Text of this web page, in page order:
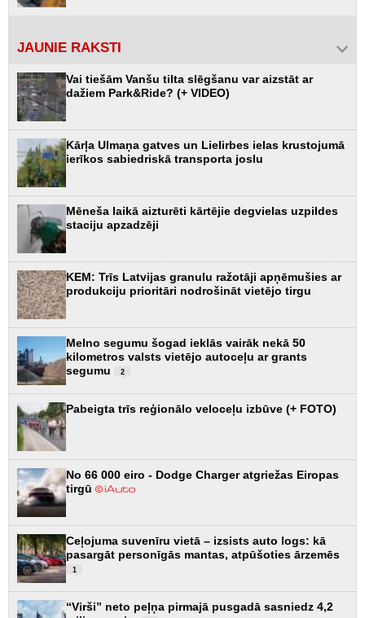
JAUNIE RAKSTI
Vai tiešām Vanšu tilta slēgšanu var aizstāt ar
dažiem Park&Ride? (+ VIDEO)
Kārļa Ulmaņa gatves un Lielirbes ielas krustojumā
ierīkos sabiedriskā transporta joslu
Mēneša laikā aizturēti kārtējie degvielas uzpildes
staciju apzadzēji
KEM: Trīs Latvijas granulu ražotāji apņēmušies ar
produkciju prioritāri nodrošināt vietējo tirgu
Melno segumu šogad ieklās vairāk nekā 50
kilometros valsts vietējo autoceļu ar grants
segumu
2
Pabeigta trīs reģionālo veloceļu izbūve (+ FOTO)
No 66 000 eiro - Dodge Charger atgriežas Eiropas
tirgū
Ceļojuma suvenīru vietā – izsists auto logs: kā
pasargāt personīgās mantas, atpūšoties ārzemēs
1
“Virši” neto peļņa pirmajā pusgadā sasniedz 4,2